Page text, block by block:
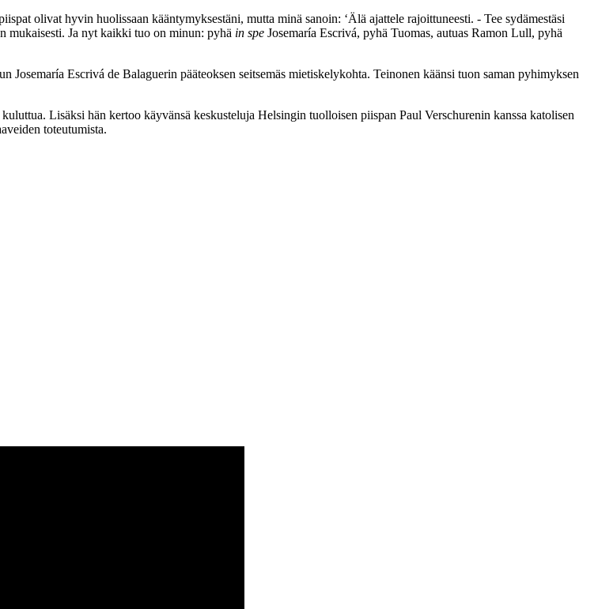
olivat hyvin huolissaan kääntymyksestäni, mutta minä sanoin: ‘Älä ajattele rajoittuneesti. - Tee sydämestäsi
mukaisesti. Ja nyt kaikki tuo on minun: pyhä in spe Josemaría Escrivá, pyhä Tuomas, autuas Ramon Lull, pyhä
Escrivá de Balaguerin pääteoksen seitsemäs mietiskelykohta. Teinonen käänsi tuon saman pyhimyksen
Lisäksi hän kertoo käyvänsä keskusteluja Helsingin tuolloisen piispan Paul Verschurenin kanssa katolisen
toteutumista.